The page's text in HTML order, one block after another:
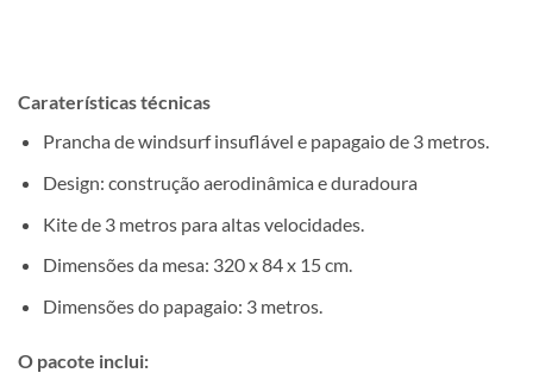
Caraterísticas técnicas
Prancha de windsurf insuflável e papagaio de 3 metros.
Design: construção aerodinâmica e duradoura
Kite de 3 metros para altas velocidades.
Dimensões da mesa: 320 x 84 x 15 cm.
Dimensões do papagaio: 3 metros.
O pacote inclui: